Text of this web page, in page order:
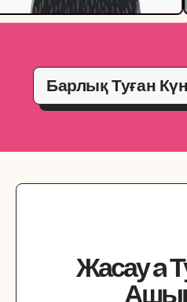
Барлық Туған
Жасауa